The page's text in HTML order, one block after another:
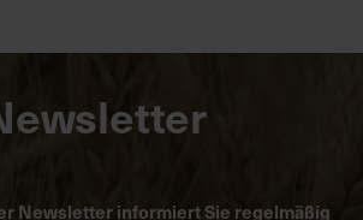
Newsletter informiert Sie regelmäßig